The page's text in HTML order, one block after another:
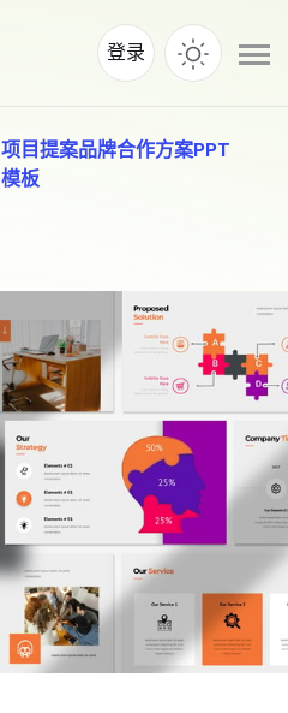
登录
项目提案品牌合作方案PPT
模板